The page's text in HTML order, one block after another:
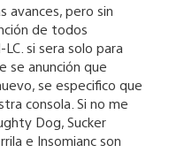
avances, pero sin
de todos
si sera solo para
se anunción que
se especifico que
consola. Si no me
Dog, Sucker
e Insomianc son